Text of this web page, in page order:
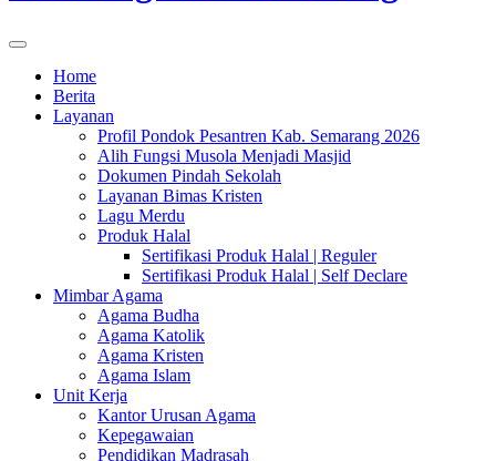
Home
Berita
Layanan
Profil Pondok Pesantren Kab. Semarang 2026
Alih Fungsi Musola Menjadi Masjid
Dokumen Pindah Sekolah
Layanan Bimas Kristen
Lagu Merdu
Produk Halal
Sertifikasi Produk Halal | Reguler
Sertifikasi Produk Halal | Self Declare
Mimbar Agama
Agama Budha
Agama Katolik
Agama Kristen
Agama Islam
Unit Kerja
Kantor Urusan Agama
Kepegawaian
Pendidikan Madrasah